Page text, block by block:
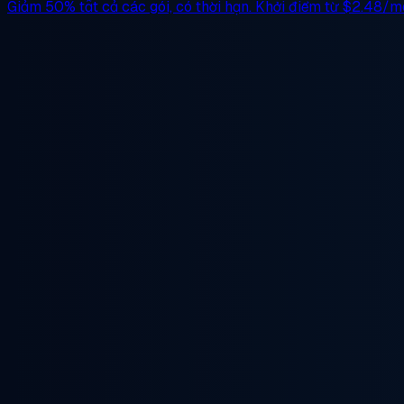
Giảm 50% tất cả các gói, có thời hạn. Khởi điểm từ$2.48/